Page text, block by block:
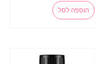
הוספה לסל
למוצר
מספר